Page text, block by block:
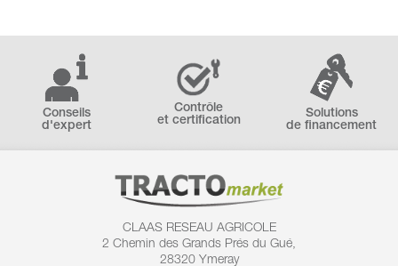
Conseils
d'expert
Contrôle
et certification
Solutions
de financement
CLAAS RESEAU AGRICOLE
2 Chemin des Grands Prés du Gué,
28320 Ymeray